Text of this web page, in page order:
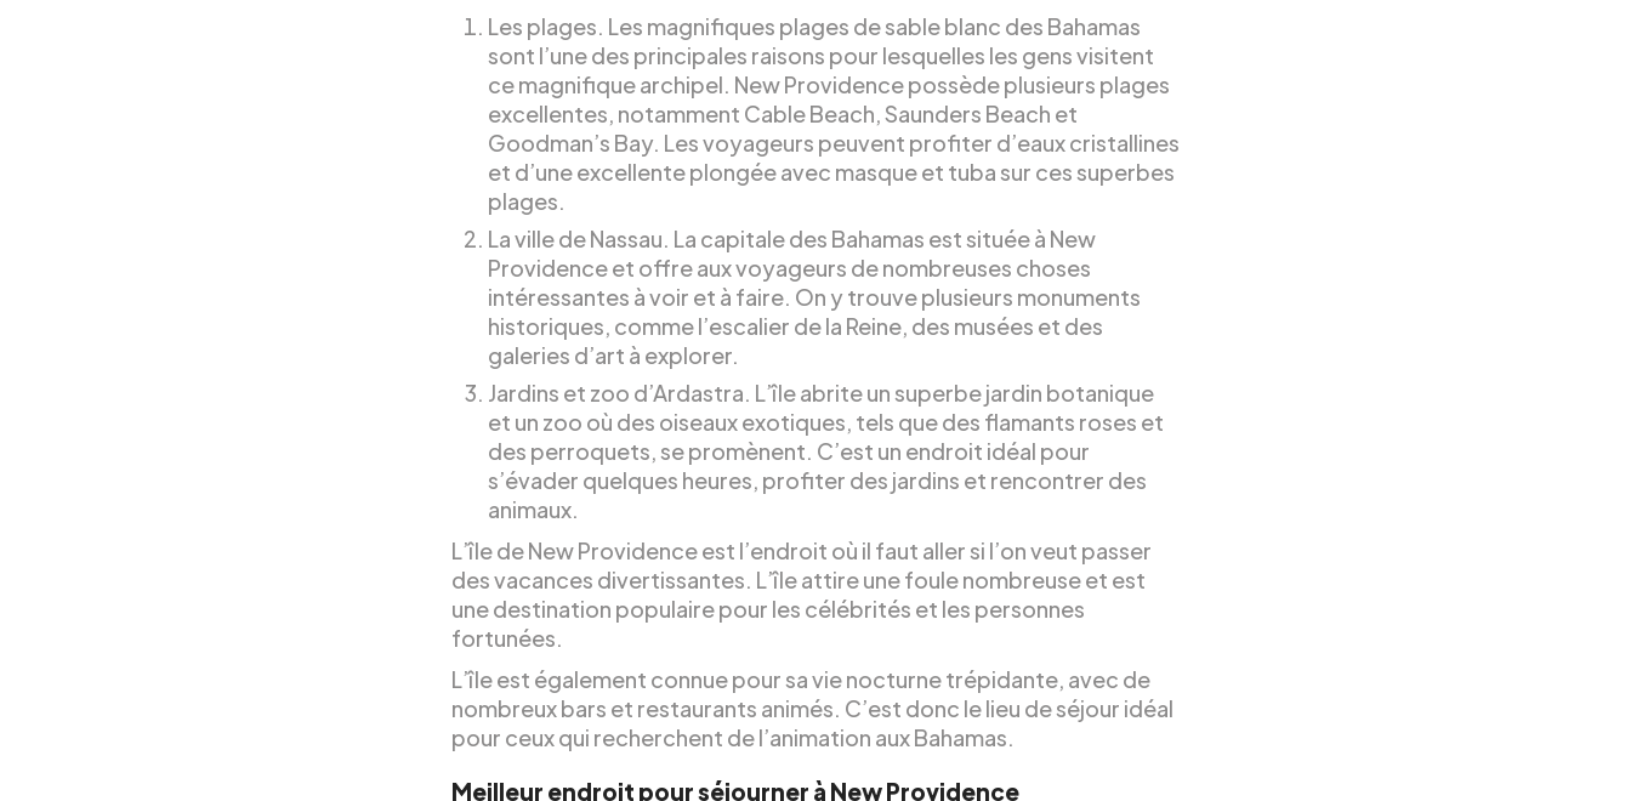
Les plages. Les magnifiques plages de sable blanc des Bahamas
sont l’une des principales raisons pour lesquelles les gens visitent
ce magnifique archipel. New Providence possède plusieurs plages
excellentes, notamment Cable Beach, Saunders Beach et
Goodman’s Bay. Les voyageurs peuvent profiter d’eaux cristallines
et d’une excellente plongée avec masque et tuba sur ces superbes
plages.
La ville de Nassau. La capitale des Bahamas est située à New
Providence et offre aux voyageurs de nombreuses choses
intéressantes à voir et à faire. On y trouve plusieurs monuments
historiques, comme l’escalier de la Reine, des musées et des
galeries d’art à explorer.
Jardins et zoo d’Ardastra. L’île abrite un superbe jardin botanique
et un zoo où des oiseaux exotiques, tels que des flamants roses et
des perroquets, se promènent. C’est un endroit idéal pour
s’évader quelques heures, profiter des jardins et rencontrer des
animaux.
L’île de New Providence est l’endroit où il faut aller si l’on veut passer
des vacances divertissantes. L’île attire une foule nombreuse et est
une destination populaire pour les célébrités et les personnes
fortunées.
L’île est également connue pour sa vie nocturne trépidante, avec de
nombreux bars et restaurants animés. C’est donc le lieu de séjour idéal
pour ceux qui recherchent de l’animation aux Bahamas.
Meilleur endroit pour séjourner à New Providence